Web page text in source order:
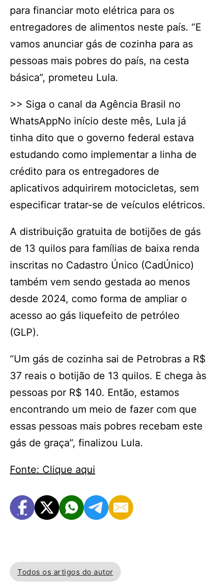
para financiar moto elétrica para os
entregadores de alimentos neste país. “E
vamos anunciar gás de cozinha para as
pessoas mais pobres do país, na cesta
básica”, prometeu Lula.
>> Siga o canal da Agência Brasil no
WhatsAppNo início deste mês, Lula já
tinha dito que o governo federal estava
estudando como implementar a linha de
crédito para os entregadores de
aplicativos adquirirem motocicletas, sem
especificar tratar-se de veículos elétricos.
A distribuição gratuita de botijões de gás
de 13 quilos para famílias de baixa renda
inscritas no Cadastro Único (CadÚnico)
também vem sendo gestada ao menos
desde 2024, como forma de ampliar o
acesso ao gás liquefeito de petróleo
(GLP).
“Um gás de cozinha sai de Petrobras a R$
37 reais o botijão de 13 quilos. E chega às
pessoas por R$ 140. Então, estamos
encontrando um meio de fazer com que
essas pessoas mais pobres recebam este
gás de graça”, finalizou Lula.
Fonte: Clique aqui
Todos os artigos do autor